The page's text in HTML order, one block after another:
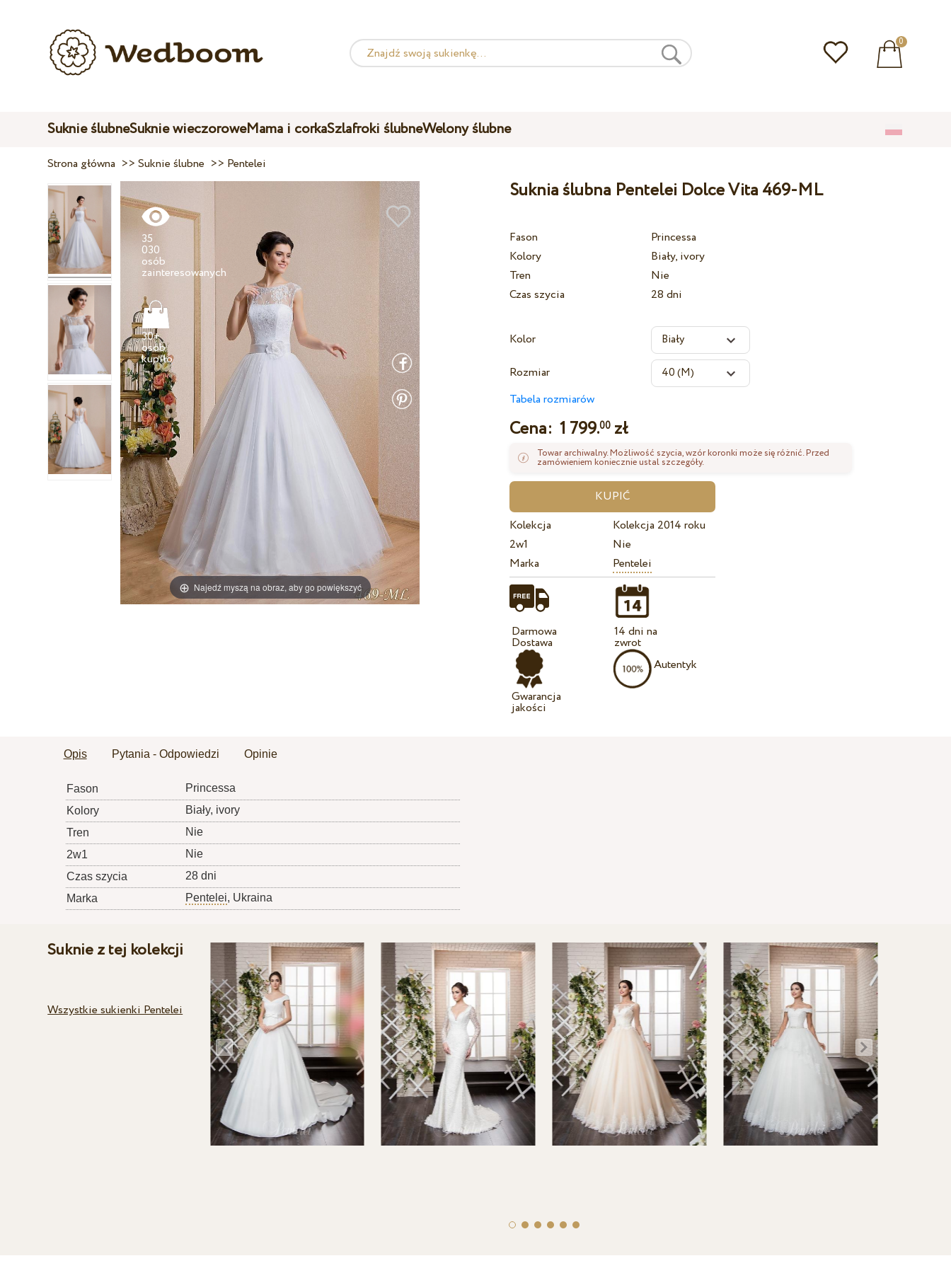
0
Suknie ślubneSuknie wieczoroweMama i corkaSzlafroki ślubneWelony ślubne
Strona główna >>Suknie ślubne >> Pentelei
Najedź myszą na obraz, aby go powiększyć
35
030
osób
30+
osób
kupiło
Suknia ślubna Pentelei Dolce Vita 469-ML
Fason
Princessa
Kolory
Biały, ivory
Tren
Nie
Czas szycia
28 dni
Kolor
Rozmiar
Tabela rozmiarów
Cena:1 799.00 zł
Towar archiwalny. Możliwość szycia, wzór koronki może się różnić. Przed
zamówieniem koniecznie ustal szczegóły.
Kolekcja
Kolekcja 2014 roku
2w1
Nie
Marka
Pentelei
Darmowa
Dostawa
Gwarancja
jakości
14 dni na
zwrot
Autentyk
Opis Pytania - Odpowiedzi Opinie
Fason
Princessa
Kolory
Biały, ivory
Tren
Nie
2w1
Nie
Czas szycia
28 dni
Marka
Pentelei, Ukraina
Suknie z tej kolekcji
Wszystkie sukienki Pentelei